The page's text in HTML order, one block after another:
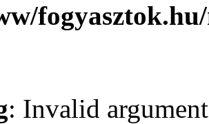
: Invalid